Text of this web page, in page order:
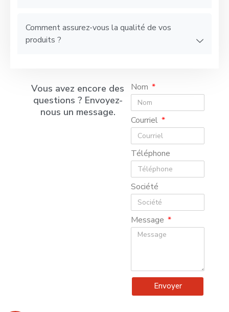
Comment assurez-vous la qualité de vos
produits ?
Vous avez encore des
questions ? Envoyez-
nous un message.
Nom
Courriel
Téléphone
Société
Message
Envoyer